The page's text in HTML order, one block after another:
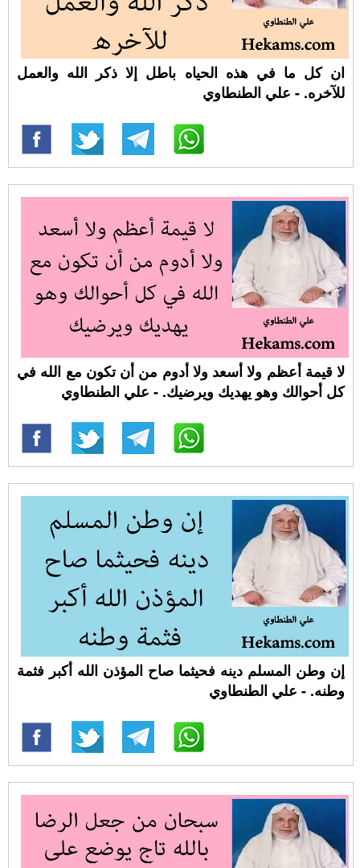
ان كل ما في هذه الحياه باطل إلا ذكر الله والعمل
للآخره. - علي الطنطاوي
لا قيمة أعظم ولا أسعد ولا أدوم من أن تكون مع الله في
كل أحوالك وهو يهديك ويرضيك. - علي الطنطاوي
إن وطن المسلم دينه فحيثما صاح المؤذن الله أكبر فثمة
وطنه. - علي الطنطاوي